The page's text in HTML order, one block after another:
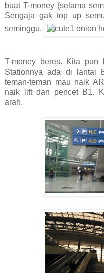
buat T-money (selama
Sengaja gak top up
seminggu.
T-money beres. Kita pun
Stationnya ada di lantai
teman-teman mau naik
naik lift dan pencet B1.
arah.